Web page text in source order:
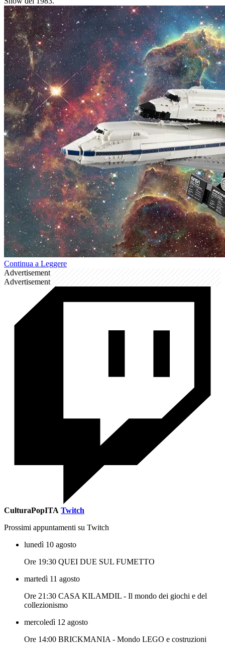
Continua a Leggere
Advertisement
Advertisement
CulturaPopITA Twitch
Prossimi appuntamenti su Twitch
lunedì 10 agosto
Ore 19:30 QUEI DUE SUL FUMETTO
martedì 11 agosto
Ore 21:30 CASA KILAMDIL - Il mondo dei giochi e del
collezionismo
mercoledì 12 agosto
Ore 14:00 BRICKMANIA - Mondo LEGO e costruzioni